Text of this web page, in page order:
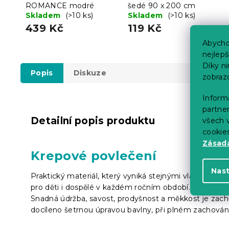
Díky
všech
ROMANCE modré
Skladem
(>10 ks)
439 Kč
šedé 90 x 200 cm
Skladem
(>10 ks)
119 Kč
Popis Diskuze
Detailní popis produktu
Krepové povlečení
Praktický materiál, který vyniká stejnými vlastnostmi
pro děti i dospělé v každém ročním období.
Snadná údržba, savost, prodyšnost a měkkost je
docíleno šetrnou úpravou bavlny, při plném